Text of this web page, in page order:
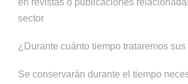
en revistas o publicaciones
sector
¿Durante cuánto tiempo trataremos sus
Se conservarán durante el tiempo